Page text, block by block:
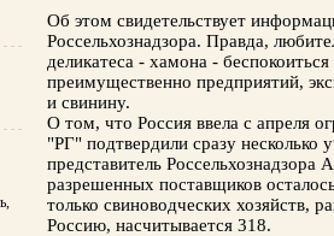
,
Об этом свидетельствует
Россельхознадзора. Правда,
деликатеса - хамона -
преимущественно предприятий,
и свинину.
О том, что Россия ввела с апреля
"РГ" подтвердили сразу несколько
представитель Россельхознадзора
разрешенных поставщиков
только свиноводческих хозяйств,
Россию, насчитывается 318.